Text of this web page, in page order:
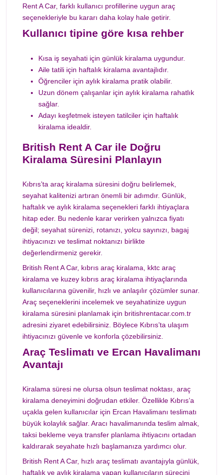
Rent A Car, farklı kullanıcı profillerine uygun araç
seçenekleriyle bu kararı daha kolay hale getirir.
Kullanıcı tipine göre kısa rehber
Kısa iş seyahati için günlük kiralama uygundur.
Aile tatili için haftalık kiralama avantajlıdır.
Öğrenciler için aylık kiralama pratik olabilir.
Uzun dönem çalışanlar için aylık kiralama rahatlık
sağlar.
Adayı keşfetmek isteyen tatilciler için haftalık
kiralama idealdir.
British Rent A Car ile Doğru
Kiralama Süresini Planlayın
Kıbrıs’ta araç kiralama süresini doğru belirlemek,
seyahat kalitenizi artıran önemli bir adımdır. Günlük,
haftalık ve aylık kiralama seçenekleri farklı ihtiyaçlara
hitap eder. Bu nedenle karar verirken yalnızca fiyatı
değil; seyahat sürenizi, rotanızı, yolcu sayınızı, bagaj
ihtiyacınızı ve teslimat noktanızı birlikte
değerlendirmeniz gerekir.
British Rent A Car, kıbrıs araç kiralama, kktc araç
kiralama ve kuzey kıbrıs araç kiralama ihtiyaçlarında
kullanıcılarına güvenilir, hızlı ve anlaşılır çözümler sunar.
Araç seçeneklerini incelemek ve seyahatinize uygun
kiralama süresini planlamak için britishrentacar.com.tr
adresini ziyaret edebilirsiniz. Böylece Kıbrıs’ta ulaşım
ihtiyacınızı güvenle ve konforla çözebilirsiniz.
Araç Teslimatı ve Ercan Havalimanı
Avantajı
Kiralama süresi ne olursa olsun teslimat noktası, araç
kiralama deneyimini doğrudan etkiler. Özellikle Kıbrıs’a
uçakla gelen kullanıcılar için Ercan Havalimanı teslimatı
büyük kolaylık sağlar. Aracı havalimanında teslim almak,
taksi bekleme veya transfer planlama ihtiyacını ortadan
kaldırarak seyahate hızlı başlamanıza yardımcı olur.
British Rent A Car, hızlı araç teslimatı avantajıyla günlük,
haftalık ve aylık kiralama yapan kullanıcıların sürecini